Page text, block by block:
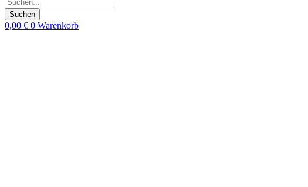
Suchen
0,00 € 0 Warenkorb